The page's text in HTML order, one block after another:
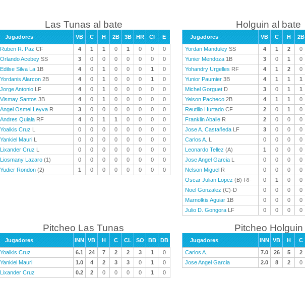
Las Tunas al bate
Jugadores VB C H 2B 3B HR CI
E
Ruben R. Paz CF 4 1 1 0 1 0 0
0
Orlando Acebey SS 3 0 0 0 0 0 0
0
Edilse Silva La 1B 4 0 1 0 0 0 1
0
Yordanis Alarcon 2B 4 0 1 0 0 0 1
0
Jorge Antonio LF 4 0 1 0 0 0 0
0
Vismay Santos 3B 4 0 1 0 0 0 0
0
Angel Osmel Leyva R 3 0 0 0 0 0 0
0
Andres Quiala RF 4 0 1 1 0 0 0
0
Yoalkis Cruz L 0 0 0 0 0 0 0
0
Yankiel Mauri L 0 0 0 0 0 0 0
0
Lixander Cruz L 0 0 0 0 0 0 0
0
Liosmany Lazaro (1) 0 0 0 0 0 0 0
0
Yudier Rondon (2) 1 0 0 0 0 0 0 0
Holguin al bate
Jugadores VB C H 2B
Yordan Manduley SS 4 1 2 0
Yunier Mendoza 1B 3 0 1 0
Yohandry Urgelles RF 4 1 2 0
Yunior Paumier 3B 4 1 1 1
Michel Gorguet D 3 0 1 1
Yeison Pacheco 2B 4 1 1 0
Reutilio Hurtado CF 2 0 1 0
Franklin Aballe R 2 0 0 0
Jose A. Castañeda LF 3 0 0 0
Carlos A. L 0 0 0 0
Leonardo Tellez (A) 1 0 0 0
Jose Angel Garcia L 0 0 0 0
Nelson Miguel R 0 0 0 0
Oscar Julian Lopez (B)-RF 0 1 0 0
Noel Gonzalez (C)-D 0 0 0 0
Marnolkis Aguiar 1B 0 0 0 0
Julio D. Gongora LF 0 0 0 0
Pitcheo Las Tunas
Jugadores INN VB H C CL SO BB
DB
Yoalkis Cruz
6.1 24 7 2 2 3 1
0
Yankiel Mauri
1.0 4 2 3 3 0 1
0
Lixander Cruz
0.2 2 0 0 0 0 1 0
Pitcheo Holguin
Jugadores INN VB H C
Carlos A.
7.0 26 5 2
Jose Angel Garcia
2.0 8 2 0